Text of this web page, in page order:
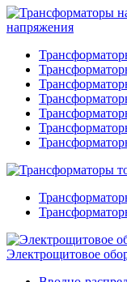
напряжения
Электрощитовое